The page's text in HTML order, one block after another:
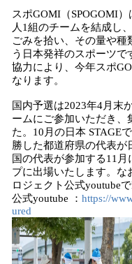
スポGOMI（SPOGOMI
人1組のチームを結成し
ごみを拾い、その量や
う日本発祥のスポーツ
協力により、今年スポ
なります。
国内予選は2023年4月末
ームにご参加いただき、
た。10月の日本 STAGE
勝した都道府県の代表が
国の代表が参加する11
プに出場いたします。な
ロジェクト公式youtube
公式youtube ： https://
ured